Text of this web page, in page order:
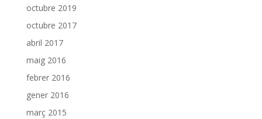
octubre 2019
octubre 2017
abril 2017
maig 2016
febrer 2016
gener 2016
març 2015